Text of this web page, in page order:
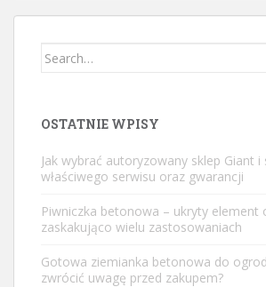
Search
OSTATNIE WPISY
Jak wybrać autoryzowany sklep Giant
właściwego serwisu oraz gwarancji
Piwniczka betonowa – ukryty element
zaskakująco wielu zastosowaniach
Gotowa ziemianka betonowa do
zwrócić uwagę przed zakupem?